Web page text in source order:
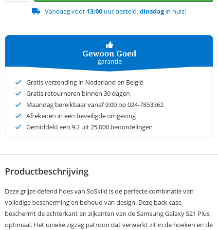
Vandaag voor 13:00 uur besteld,dinsdagin huis!
Gratis verzending in Nederland en België
Gratis retourneren binnen 30 dagen
Maandag bereikbaar vanaf 9:00 op 024-7853362
Afrekenen in een beveiligde omgeving
Gemiddeld een 9.2 uit 25.000 beoordelingen
Productbeschrijving
Deze grijze defend hoes van SoSkild is de perfecte combinatie van
volledige bescherming en behoud van design. Deze back case
beschermt de achterkant en zijkanten van de Samsung Galaxy S21 Plus
optimaal. Het unieke zigzag patroon dat verwerkt zit in de hoeken en de